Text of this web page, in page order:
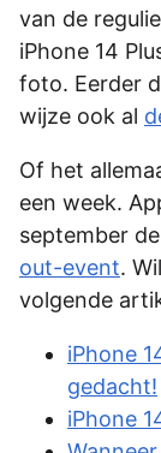
van de
iPhone 14
foto. Eerder
wijze ook al
Of het
een week.
september
out-event.
volgende
iPhone
gedacht!
iPhone